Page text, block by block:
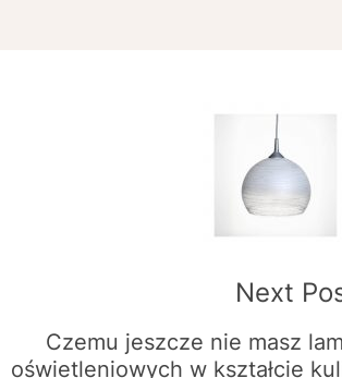
Next
Czemu jeszcze nie masz
oświetleniowych w kształcie